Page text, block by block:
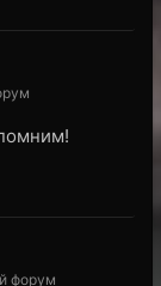
форум